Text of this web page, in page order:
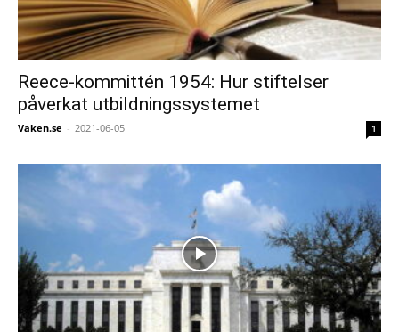
Reece-kommittén 1954: Hur stiftelser
påverkat utbildningssystemet
Vaken.se - 2021-06-05 1